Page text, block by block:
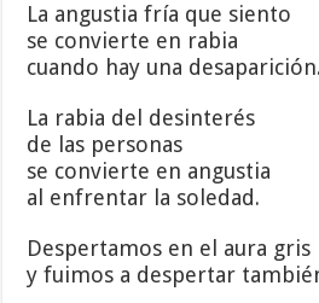
La angustia fría que siento
se convierte en rabia
cuando hay una desaparición.
La rabia del desinterés
de las personas
se convierte en angustia
al enfrentar la soledad.
Despertamos en el aura gris
y fuimos a despertar